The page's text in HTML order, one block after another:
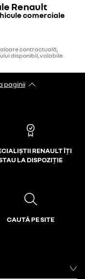
Renault
comerciale
contractuală,
disponibil, valabile
paginii
RENAULT ÎȚI
LA DISPOZIȚIE
CAUTĂ PE SITE